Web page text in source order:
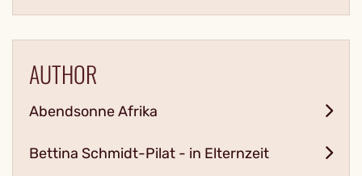
AUTHOR
Abendsonne Afrika
Bettina Schmidt-Pilat - in Elternzeit